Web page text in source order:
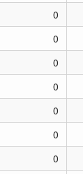
0
0
0
0
0
0
0